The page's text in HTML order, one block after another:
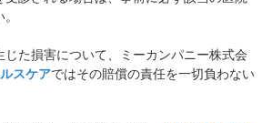
じた損害について、ミーカンパニー株式会
スケアではその賠償の責任を一切負わない